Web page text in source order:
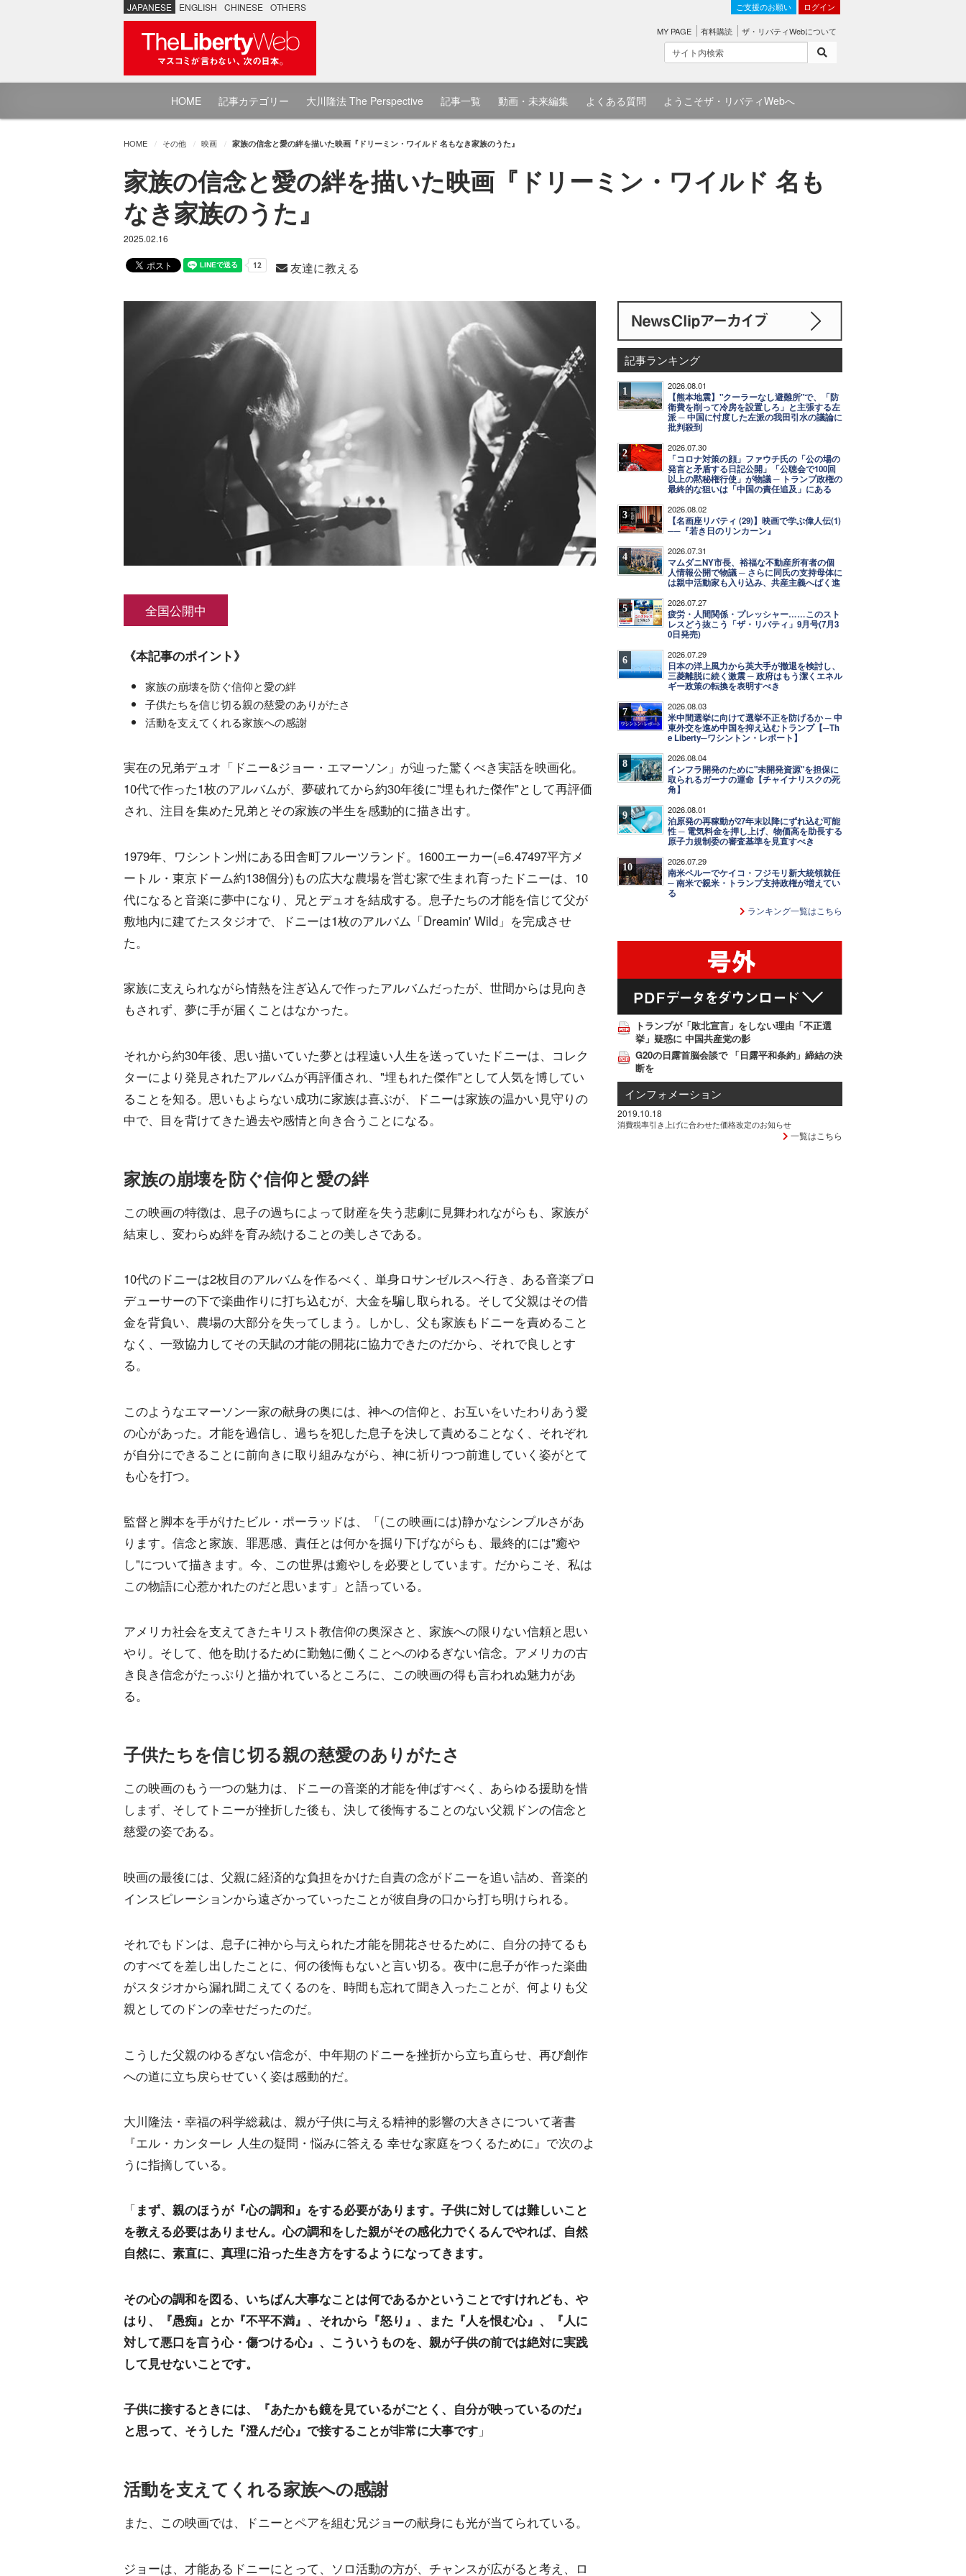
JAPANESE ENGLISH CHINESE OTHERS ご支援のお願い ログイン
MY PAGE 有料購読 ザ・リバティWebについて
HOME 記事カテゴリー 大川隆法 The Perspective 記事一覧 動画・未来編集 よくある質問 ようこそザ・リバティWebへ
HOME その他 映画 家族の信念と愛の絆を描いた映画『ドリーミン・ワイルド 名もなき家族のうた』
家族の信念と愛の絆を描いた映画『ドリーミン・ワイルド 名も
なき家族のうた』
2025.02.16
友達に教える
全国公開中
《本記事のポイント》
家族の崩壊を防ぐ信仰と愛の絆
子供たちを信じ切る親の慈愛のありがたさ
活動を支えてくれる家族への感謝
実在の兄弟デュオ「ドニー&ジョー・エマーソン」が辿った驚くべき実話を映画化。
10代で作った1枚のアルバムが、夢破れてから約30年後に"埋もれた傑作"として再評価
され、注目を集めた兄弟とその家族の半生を感動的に描き出す。
1979年、ワシントン州にある田舎町フルーツランド。1600エーカー(=6.47497平方メ
ートル・東京ドーム約138個分)もの広大な農場を営む家で生まれ育ったドニーは、10
代になると音楽に夢中になり、兄とデュオを結成する。息子たちの才能を信じて父が
敷地内に建てたスタジオで、ドニーは1枚のアルバム「Dreamin' Wild」を完成させ
た。
家族に支えられながら情熱を注ぎ込んで作ったアルバムだったが、世間からは見向き
もされず、夢に手が届くことはなかった。
それから約30年後、思い描いていた夢とは程遠い人生を送っていたドニーは、コレク
ターにより発見されたアルバムが再評価され、"埋もれた傑作"として人気を博してい
ることを知る。思いもよらない成功に家族は喜ぶが、ドニーは家族の温かい見守りの
中で、目を背けてきた過去や感情と向き合うことになる。
家族の崩壊を防ぐ信仰と愛の絆
この映画の特徴は、息子の過ちによって財産を失う悲劇に見舞われながらも、家族が
結束し、変わらぬ絆を育み続けることの美しさである。
10代のドニーは2枚目のアルバムを作るべく、単身ロサンゼルスへ行き、ある音楽プロ
デューサーの下で楽曲作りに打ち込むが、大金を騙し取られる。そして父親はその借
金を背負い、農場の大部分を失ってしまう。しかし、父も家族もドニーを責めること
なく、一致協力してその天賦の才能の開花に協力できたのだから、それで良しとす
る。
このようなエマーソン一家の献身の奥には、神への信仰と、お互いをいたわりあう愛
の心があった。才能を過信し、過ちを犯した息子を決して責めることなく、それぞれ
が自分にできることに前向きに取り組みながら、神に祈りつつ前進していく姿がとて
も心を打つ。
監督と脚本を手がけたビル・ポーラッドは、「(この映画には)静かなシンプルさがあ
ります。信念と家族、罪悪感、責任とは何かを掘り下げながらも、最終的には"癒や
し"について描きます。今、この世界は癒やしを必要としています。だからこそ、私は
この物語に心惹かれたのだと思います」と語っている。
アメリカ社会を支えてきたキリスト教信仰の奥深さと、家族への限りない信頼と思い
やり。そして、他を助けるために勤勉に働くことへのゆるぎない信念。アメリカの古
き良き信念がたっぷりと描かれているところに、この映画の得も言われぬ魅力があ
る。
子供たちを信じ切る親の慈愛のありがたさ
この映画のもう一つの魅力は、ドニーの音楽的才能を伸ばすべく、あらゆる援助を惜
しまず、そしてトニーが挫折した後も、決して後悔することのない父親ドンの信念と
慈愛の姿である。
映画の最後には、父親に経済的な負担をかけた自責の念がドニーを追い詰め、音楽的
インスピレーションから遠ざかっていったことが彼自身の口から打ち明けられる。
それでもドンは、息子に神から与えられた才能を開花させるために、自分の持てるも
のすべてを差し出したことに、何の後悔もないと言い切る。夜中に息子が作った楽曲
がスタジオから漏れ聞こえてくるのを、時間も忘れて聞き入ったことが、何よりも父
親としてのドンの幸せだったのだ。
こうした父親のゆるぎない信念が、中年期のドニーを挫折から立ち直らせ、再び創作
への道に立ち戻らせていく姿は感動的だ。
大川隆法・幸福の科学総裁は、親が子供に与える精神的影響の大きさについて著書
『エル・カンターレ 人生の疑問・悩みに答える 幸せな家庭をつくるために』で次のよ
うに指摘している。
「まず、親のほうが『心の調和』をする必要があります。子供に対しては難しいこと
を教える必要はありません。心の調和をした親がその感化力でくるんでやれば、自然
自然に、素直に、真理に沿った生き方をするようになってきます。
その心の調和を図る、いちばん大事なことは何であるかということですけれども、や
はり、『愚痴』とか『不平不満』、それから『怒り』、また『人を恨む心』、『人に
対して悪口を言う心・傷つける心』、こういうものを、親が子供の前では絶対に実践
して見せないことです。
子供に接するときには、『あたかも鏡を見ているがごとく、自分が映っているのだ』
と思って、そうした『澄んだ心』で接することが非常に大事です 」
活動を支えてくれる家族への感謝
また、この映画では、ドニーとペアを組む兄ジョーの献身にも光が当てられている。
ジョーは、才能あるドニーにとって、ソロ活動の方が、チャンスが広がると考え、ロ
記事ランキング
1 2026.08.01
【熊本地震】"クーラーなし避難所"で、「防
衛費を削って冷房を設置しろ」と主張する左
派 ─ 中国に忖度した左派の我田引水の議論に
批判殺到
2 2026.07.30
「コロナ対策の顔」ファウチ氏の「公の場の
発言と矛盾する日記公開」「公聴会で100回
以上の黙秘権行使」が物議 ─ トランプ政権の
最終的な狙いは「中国の責任追及」にある
3 2026.08.02
【名画座リバティ (29)】映画で学ぶ偉人伝(1)
──『若き日のリンカーン』
4 2026.07.31
マムダニNY市長、裕福な不動産所有者の個
人情報公開で物議 ─ さらに同氏の支持母体に
は親中活動家も入り込み、共産主義へばく進
5 2026.07.27
疲労・人間関係・プレッシャー……このスト
レスどう抜こう「ザ・リバティ」9月号(7月3
0日発売)
6 2026.07.29
日本の洋上風力から英大手が撤退を検討し、
三菱離脱に続く激震 ─ 政府はもう潔くエネル
ギー政策の転換を表明すべき
7 2026.08.03
米中間選挙に向けて選挙不正を防げるか ─ 中
東外交を進め中国を抑え込むトランプ【─Th
e Liberty─ワシントン・レポート】
8 2026.08.04
インフラ開発のために"未開発資源"を担保に
取られるガーナの運命【チャイナリスクの死
角】
9 2026.08.01
泊原発の再稼動が27年末以降にずれ込む可能
性 ─ 電気料金を押し上げ、物価高を助長する
原子力規制委の審査基準を見直すべき
10 2026.07.29
南米ペルーでケイコ・フジモリ新大統領就任
─ 南米で親米・トランプ支持政権が増えてい
る
ランキング一覧はこちら
トランプが「敗北宣言」をしない理由「不正選
挙」疑惑に 中国共産党の影
G20の日露首脳会談で 「日露平和条約」締結の決
断を
インフォメーション
2019.10.18
消費税率引き上げに合わせた価格改定のお知らせ
一覧はこちら